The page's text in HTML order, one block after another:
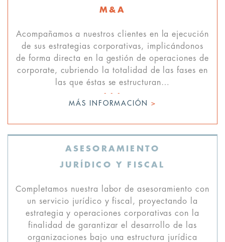
M&A
Acompañamos a nuestros clientes en la ejecución
de sus estrategias corporativas, implicándonos
de forma directa en la gestión de operaciones de
corporate, cubriendo la totalidad de las fases en
las que éstas se estructuran…
MÁS INFORMACIÓN>
ASESORAMIENTO
JURÍDICO Y FISCAL
Completamos nuestra labor de asesoramiento con
un servicio jurídico y fiscal, proyectando la
estrategia y operaciones corporativas con la
finalidad de garantizar el desarrollo de las
organizaciones bajo una estructura jurídica